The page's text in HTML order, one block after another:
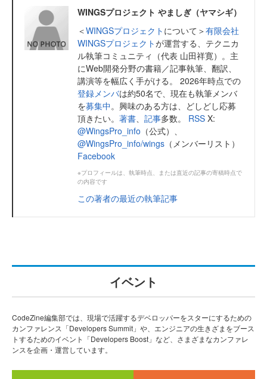
WINGSプロジェクト やましぎ（ヤマシギ）
＜WINGSプロジェクト について＞有限会社
WINGSプロジェクトが運営する、テクニカ
ル執筆コミュニティ（代表 山田祥寛）。主
にWeb開発分野の書籍／記事執筆、翻訳、
講演等を幅広く手がける。 2026年時点での
登録メンバは約50名で、現在も執筆メンバ
を募集中。興味のある方は、どしどし応募
頂きたい。 著書、 記事多数。 RSS X:
@WingsPro_info （公式）、
@WingsPro_info/wings （メンバーリスト）
Facebook
※プロフィールは、執筆時点、または直近の記事の寄稿時点で
の内容です
この著者の最近の執筆記事
イベント
CodeZine編集部では、現場で活躍するデベロッパーをスターにするための
カンファレンス「Developers Summit」や、エンジニアの生きざまをブース
トするためのイベント「Developers Boost」など、さまざまなカンファレ
ンスを企画・運営しています。